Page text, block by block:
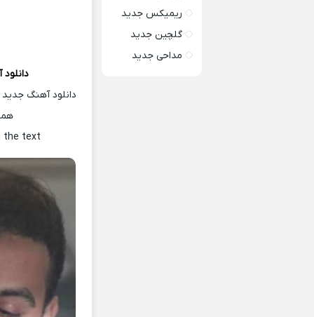
دانلود آهنگ
the text
ریمیکس جدید
گلچین جدید
مداحی جدید